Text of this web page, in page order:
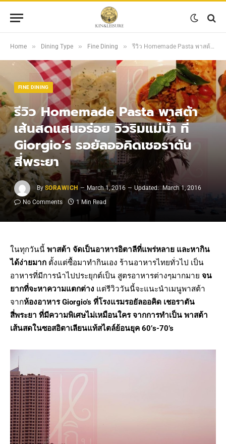
Home » Dining Type » Fine Dining » รีวิว Homemade Pasta พาสต้าเส้นสดแสนอร่อย วิวริมแม่น้ำ ที่ Giorgio’s รอยัลออคิดเชอราตัน สี่พระยา
FINE DINING
รีวิว Homemade Pasta พาสต้า
เส้นสดแสนอร่อย วิวริมแม่น้ำ ที่
Giorgio’s รอยัลออคิดเชอราตัน
สี่พระยา
By SORAWICH March 1, 2016 Updated: March 1, 2016
No Comments
1 Min Read
ในทุกวันนี้ พาสต้า จัดเป็นอาหารอิตาลีที่แพร่หลาย และหากิน
ได้ง่ายมาก ตั้งแต่ซื้อมาทำกินเอง ร้านอาหารไทยทั่วไป เป็น
อาหารที่มีการนำไปประยุกต์เป็น สูตรอาหารต่างๆมากมาย จน
ยากที่จะหาความแตกต่าง แต่รีวิววันนี้จะแนะนำเมนูพาสต้า
จากห้องอาหาร Giorgio’s ที่โรงแรมรอยัลออคิด เชอราตัน
สี่พระยา ที่มีความพิเศษไม่เหมือนใคร จากการทำเป็น พาสต้า
เส้นสดในซอสอิตาเลียนแท้สไตล์ย้อนยุค 60’s-70’s